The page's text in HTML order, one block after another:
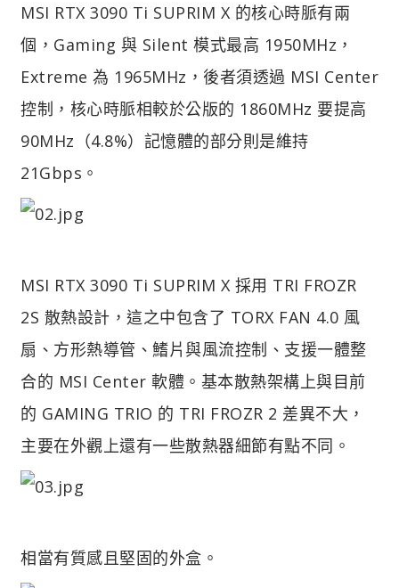
MSI RTX 3090 Ti SUPRIM X 的核心時脈有兩
個，Gaming 與 Silent 模式最高 1950MHz，
Extreme 為 1965MHz，後者須透過 MSI Center
控制，核心時脈相較於公版的 1860MHz 要提高
90MHz（4.8%）記憶體的部分則是維持
21Gbps。
MSI RTX 3090 Ti SUPRIM X 採用 TRI FROZR
2S 散熱設計，這之中包含了 TORX FAN 4.0 風
扇、方形熱導管、鰭片與風流控制、支援一體整
合的 MSI Center 軟體。基本散熱架構上與目前
的 GAMING TRIO 的 TRI FROZR 2 差異不大，
主要在外觀上還有一些散熱器細節有點不同。
相當有質感且堅固的外盒。